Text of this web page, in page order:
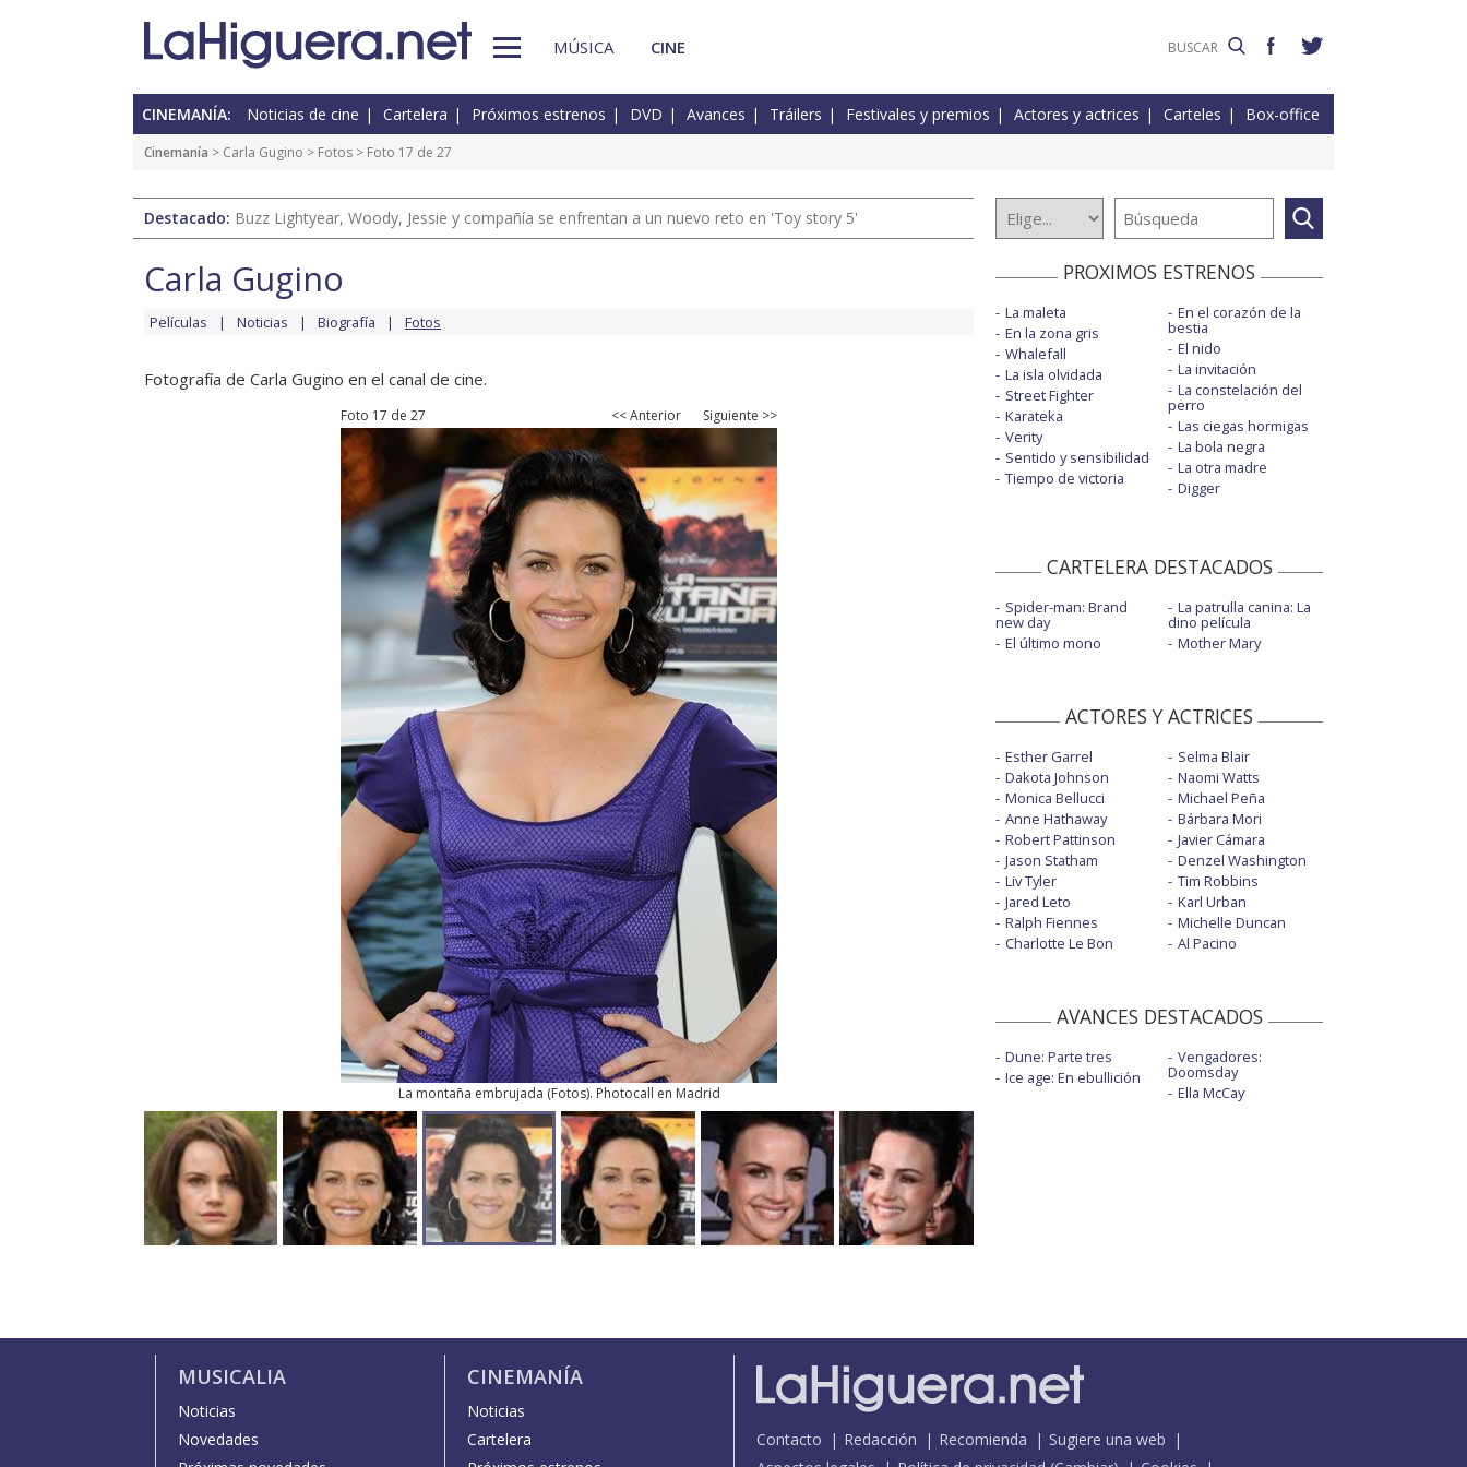
MÚSICA CINE
CINEMANÍA: Noticias de cine Cartelera Próximos estrenos DVD Avances Tráilers Festivales y premios Actores y actrices Carteles Box-office
Cinemanía > Carla Gugino > Fotos > Foto 17 de 27
Destacado: Buzz Lightyear, Woody, Jessie y compañía se enfrentan a un nuevo reto en 'Toy story 5'
Carla Gugino
Películas Noticias Biografía Fotos
Fotografía de Carla Gugino en el canal de cine.
Foto 17 de 27 << Anterior Siguiente >>
La montaña embrujada (Fotos). Photocall en Madrid
PROXIMOS ESTRENOS
La maleta
En la zona gris
Whalefall
La isla olvidada
Street Fighter
Karateka
Verity
Sentido y sensibilidad
Tiempo de victoria
En el corazón de la
bestia
El nido
La invitación
La constelación del
perro
Las ciegas hormigas
La bola negra
La otra madre
Digger
CARTELERA DESTACADOS
Spider-man: Brand
new day
El último mono
La patrulla canina: La
dino película
Mother Mary
ACTORES Y ACTRICES
Esther Garrel
Dakota Johnson
Monica Bellucci
Anne Hathaway
Robert Pattinson
Jason Statham
Liv Tyler
Jared Leto
Ralph Fiennes
Charlotte Le Bon
Selma Blair
Naomi Watts
Michael Peña
Bárbara Mori
Javier Cámara
Denzel Washington
Tim Robbins
Karl Urban
Michelle Duncan
Al Pacino
AVANCES DESTACADOS
Dune: Parte tres
Ice age: En ebullición
Vengadores:
Doomsday
Ella McCay
MUSICALIA
Noticias
Novedades
CINEMANÍA
Noticias
Cartelera
Contacto Redacción Recomienda
Sugiere una web